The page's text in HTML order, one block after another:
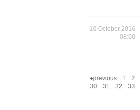
10 October 2016
08:00
previous 1 2
30
31 32 33